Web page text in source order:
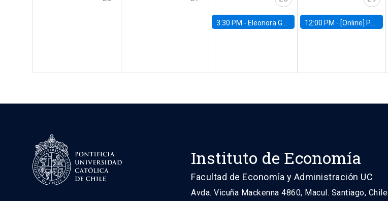
3:30 PM - Eleonora Guarnieri, Exeter University 12:00 PM - [Online] Pablo Slutzky, University of Maryland
Instituto de Economía
Facultad de Economía y Administración UC
Avda. Vicuña Mackenna 4860, Macul. Santiago, Chile